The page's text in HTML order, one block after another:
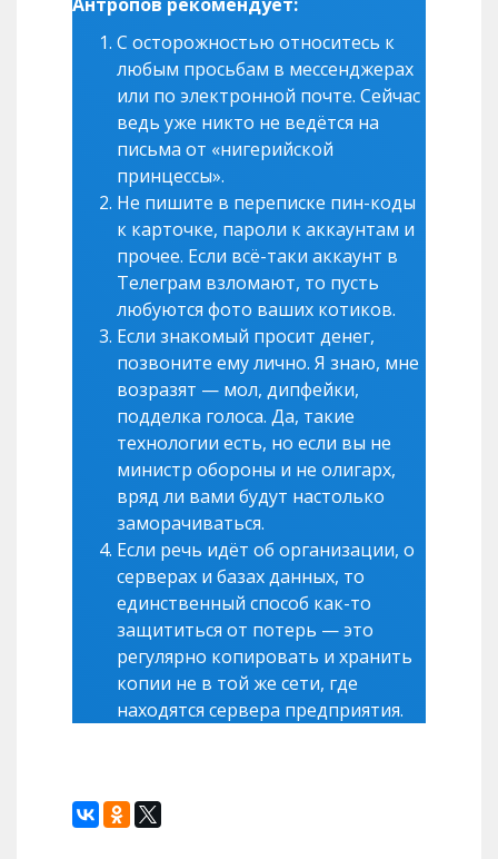
С осторожностью относитесь к
любым просьбам в мессенджерах
или по электронной почте. Сейчас
ведь уже никто не ведётся на
письма от «нигерийской
принцессы».
Не пишите в переписке пин-коды
к карточке, пароли к аккаунтам и
прочее. Если всё-таки аккаунт в
Телеграм взломают, то пусть
любуются фото ваших котиков.
Если знакомый просит денег,
позвоните ему лично. Я знаю, мне
возразят — мол, дипфейки,
подделка голоса. Да, такие
технологии есть, но если вы не
министр обороны и не олигарх,
вряд ли вами будут настолько
заморачиваться.
Если речь идёт об организации, о
серверах и базах данных, то
единственный способ как-то
защититься от потерь — это
регулярно копировать и хранить
копии не в той же сети, где
находятся сервера предприятия.